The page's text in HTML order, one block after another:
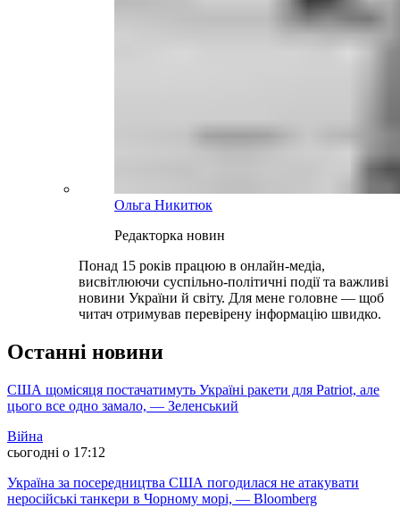
Ольга Никитюк
Редакторка новин
Понад 15 років працюю в онлайн-медіа,
висвітлюючи суспільно-політичні події та важливі
новини України й світу. Для мене головне — щоб
читач отримував перевірену інформацію швидко.
Останні новини
США щомісяця постачатимуть Україні ракети для Patriot, але
цього все одно замало, — Зеленський
Війна
сьогодні о 17:12
Україна за посередництва США погодилася не атакувати
неросійські танкери в Чорному морі, — Bloomberg